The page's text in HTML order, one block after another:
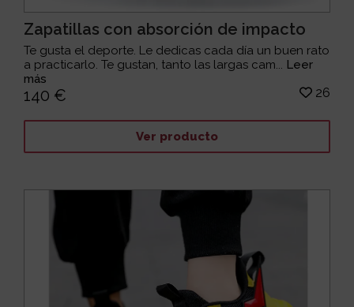
Zapatillas con absorción de impacto
Te gusta el deporte. Le dedicas cada día un buen rato
a practicarlo. Te gustan, tanto las largas cam... Leer
más
140 € 26
Ver producto